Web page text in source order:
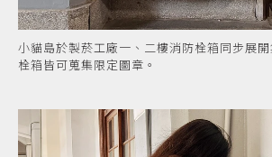
小貓島於製菸工廠一、二樓消防栓箱同步展
栓箱皆可蒐集限定圖章。